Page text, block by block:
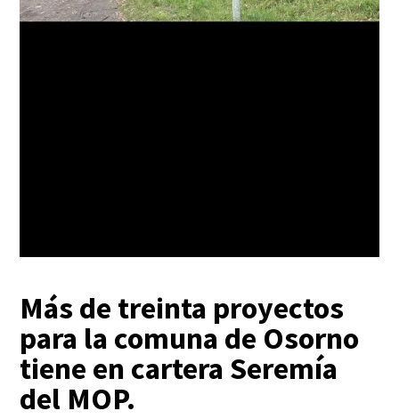
Más de treinta proyectos
para la comuna de Osorno
tiene en cartera Seremía
del MOP.